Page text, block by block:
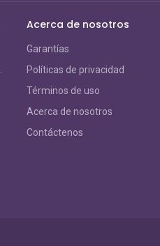
Acerca de nosotros
Garantías
Políticas de privacidad
Términos de uso
Acerca de nosotros
Contáctenos